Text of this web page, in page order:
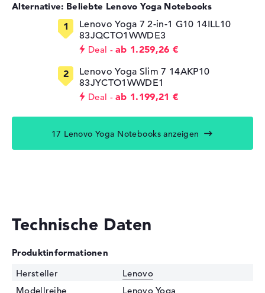
Alternative: Beliebte Lenovo Yoga Notebooks
Lenovo Yoga 7 2-in-1 G10 14ILL10
83JQCTO1WWDE3
Deal
ab 1.259,26 €
Lenovo Yoga Slim 7 14AKP10
83JYCTO1WWDE1
Deal ab 1.199,21 €
17 Lenovo Yoga Notebooks anzeigen
Technische Daten
Produktinformationen
Hersteller
Lenovo
Modellreihe
Lenovo Yoga